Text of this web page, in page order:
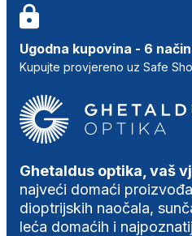
Ugodna kupovina - 6
Kupujte provjereno uz Safe
Ghetaldus optika, vaš
najveći domaći
dioptrijskih naočala,
leća domaćih i